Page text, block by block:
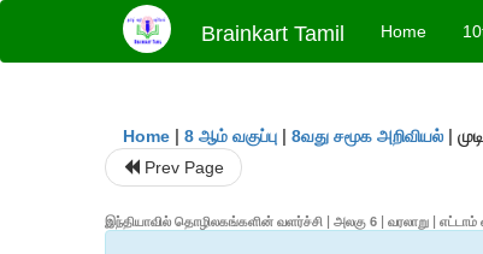
Brainkart Tamil Home
Home | 8 ஆம் வகுப்பு | 8வது சமூக அறிவியல் |
Prev Page
இந்தியாவில் தொழிலகங்களின் வளர்ச்சி | அலகு 6 | வரலாறு |